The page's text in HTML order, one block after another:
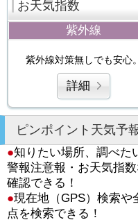
お天気指数
紫外線
紫外線対策無しでも安心。
詳細
ピンポイント天気予
●知りたい場所、調べた
警報注意報・お天気指
確認できる！
●現在地（GPS）検索や
点を検索できる！